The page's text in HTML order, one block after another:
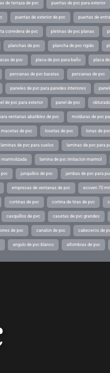
de terraza de pvc puertas de pvc para exterior
puertas de exterior de pvc puertas de
corredera de pvc pletinas de pvc planas
planchas de pvc plancha de pvc rigido
de pvc placa de pvc para baño placa
persianas de pvc baratas persianas de pvc
paneles de pvc para paredes interiores
de pvc para exterior panel de pvc
ventanas abatibles de pvc molduras de pvc
macetas de pvc losetas de pvc lonas de
laminas de pvc para suelos laminas de pvc para
marmolizada lamina de pvc imitacion marmol
pvc junquillos de pvc jambas de pvc para
empresas de ventanas de pvc ecoven 70
cortinas de pvc cortina de tiras de pvc
casquillos de pvc casetas de pvc grandes
de pvc canalon de pvc cabeceros de
angulo de pvc blanco alfombras de pvc